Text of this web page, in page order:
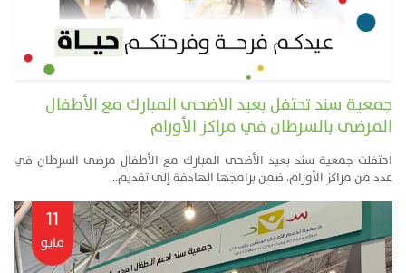
جمعية سند تحتفل بعيد الاضحى المبارك مع الأطفال
المرضى بالسرطان في مراكز الأورام
احتفلت جمعية سند بعيد الأضحى المبارك مع الأطفال مرضى السرطان في
عدد من مراكز الأورام، ضمن برامجها الهادفة إلى تقديم...
11
مايو